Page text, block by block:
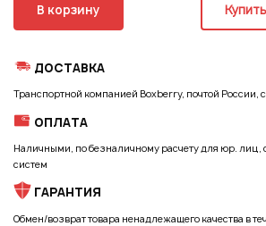
В корзину
ДОСТАВКА
Транспортной компанией Boxberry, почтой России,
ОПЛАТА
Наличными, по безналичному расчету для юр.
систем
ГАРАНТИЯ
Обмен/возврат товара ненадлежащего качества в